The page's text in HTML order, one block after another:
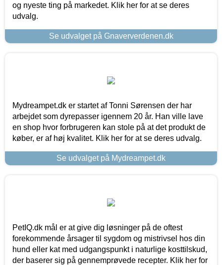
og nyeste ting på markedet. Klik her for at se deres
udvalg.
Se udvalget på Gnaververdenen.dk
Mydreampet.dk er startet af Tonni Sørensen der har
arbejdet som dyrepasser igennem 20 år. Han ville lave
en shop hvor forbrugeren kan stole på at det produkt de
køber, er af høj kvalitet. Klik her for at se deres udvalg.
Se udvalget på Mydreampet.dk
PetIQ.dk mål er at give dig løsninger på de oftest
forekommende årsager til sygdom og mistrivsel hos din
hund eller kat med udgangspunkt i naturlige kosttilskud,
der baserer sig på gennemprøvede recepter. Klik her for